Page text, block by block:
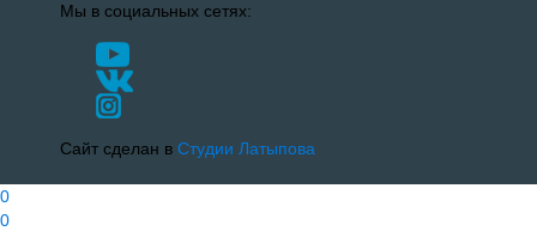
Мы в социальных сетях:
Сайт сделан в Студии Латыпова
0
0